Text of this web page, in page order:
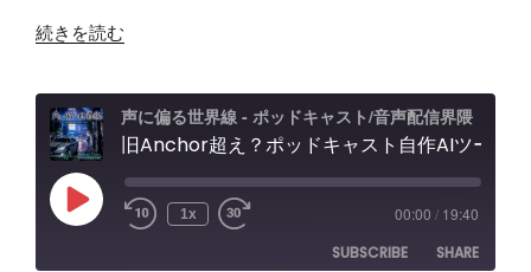
ス
ビ
ュ
ー
忘
音
編
集」
ア
リ
【Google
"原
帰
の
「Tascam
DR-
07X」
続きを読む
声に偏る世界線 - ポッドキャスト/音声配信界隈
Play
Episode 1x 00:00 / 19:40
SUBSCRIBE
SHARE